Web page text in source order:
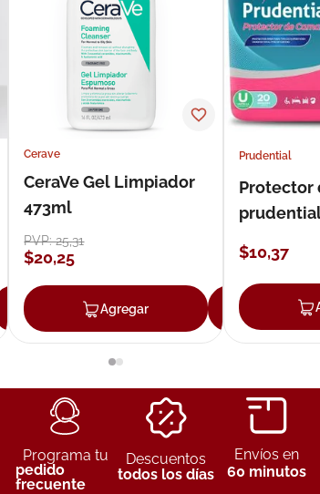
Agregar
Cerave
CeraVe Gel Limpiador
473ml
PVP:25,31
$20,25
Agregar
Prudential
Protector
$10,37
Programa tu
pedido
frecuente
Descuentos
todos los días
Envíos en
60 minutos